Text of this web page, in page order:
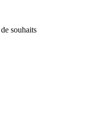
souhaits